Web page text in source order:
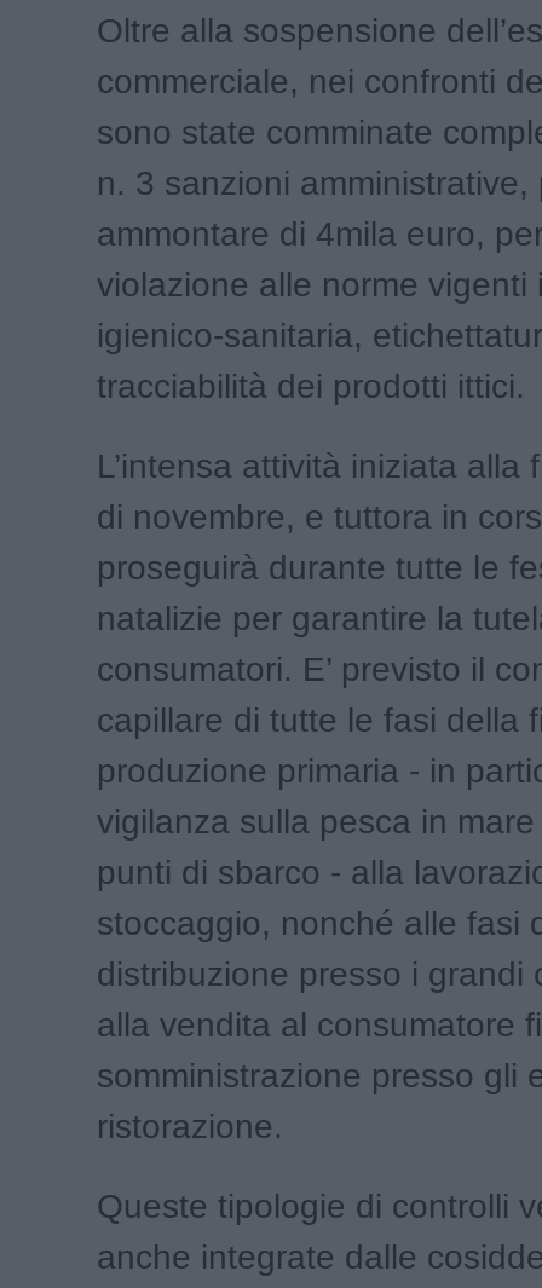
Oltre alla sospensione
commerciale, nei confronti
sono state comminate
n. 3 sanzioni amministrative,
ammontare di 4mila euro,
violazione alle norme vigenti
igienico-sanitaria,
tracciabilità dei prodotti ittici.
L’intensa attività iniziata alla
di novembre, e tuttora in
proseguirà durante tutte le
natalizie per garantire la
consumatori. E’ previsto il
capillare di tutte le fasi della
produzione primaria - in
vigilanza sulla pesca in
punti di sbarco - alla
stoccaggio, nonché alle fasi
distribuzione presso i grandi
alla vendita al consumatore
somministrazione presso gli
ristorazione.
Queste tipologie di controlli
anche integrate dalle